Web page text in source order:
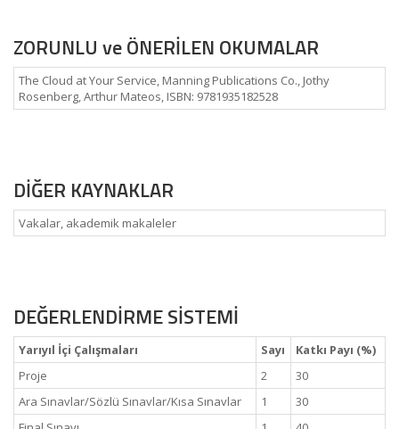
ZORUNLU ve ÖNERİLEN OKUMALAR
The Cloud at Your Service, Manning Publications Co., Jothy
Rosenberg, Arthur Mateos, ISBN: 9781935182528
DİĞER KAYNAKLAR
Vakalar, akademik makaleler
DEĞERLENDİRME SİSTEMİ
Yarıyıl İçi Çalışmaları Sayı
Katkı Payı (%)
Proje
2
30
Ara Sınavlar/Sözlü Sınavlar/Kısa Sınavlar
1
30